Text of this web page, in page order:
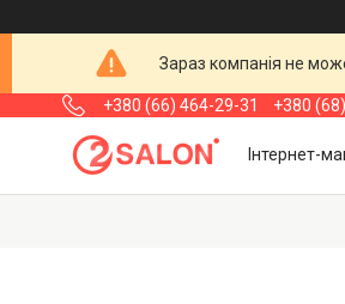
Зараз компанія не
+380 (66) 464-29-31 +380
Інтернет-